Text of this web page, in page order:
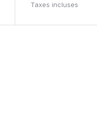
Taxes incluses